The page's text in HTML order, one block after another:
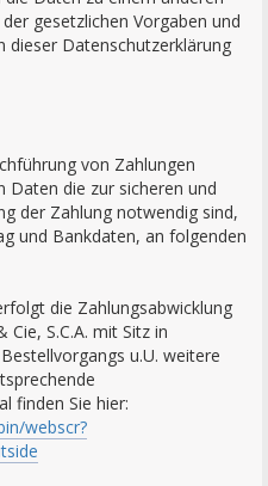
gesetzlichen Vorgaben und
Datenschutzerklärung
von Zahlungen
die zur sicheren und
der Zahlung notwendig sind,
und Bankdaten, an folgenden
die Zahlungsabwicklung
Cie, S.C.A. mit Sitz in
u.U. weitere
finden Sie hier:
webscr?